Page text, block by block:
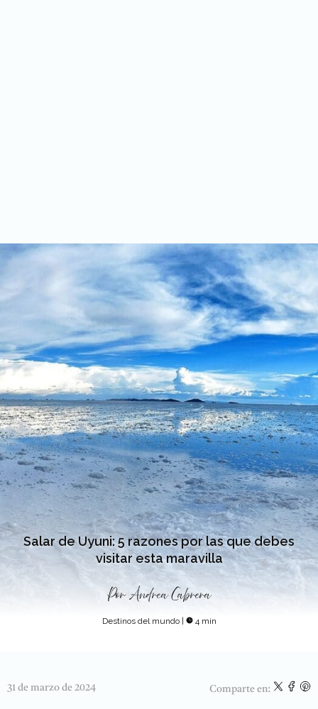
Salar de Uyuni: 5 razones por las que debes
visitar esta maravilla
Por Andrea Cabrera
Destinos del mundo | 4 min
31 de marzo de 2024 Comparte en: